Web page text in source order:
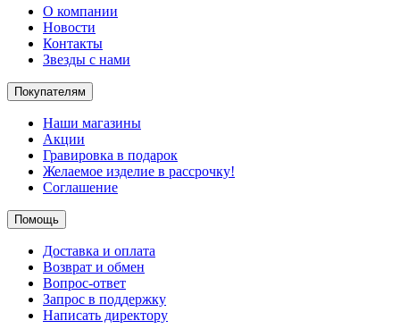
О компании
Новости
Контакты
Звезды с нами
Покупателям
Наши магазины
Акции
Гравировка в подарок
Желаемое изделие в рассрочку!
Соглашение
Помощь
Доставка и оплата
Возврат и обмен
Вопрос-ответ
Запрос в поддержку
Написать директору